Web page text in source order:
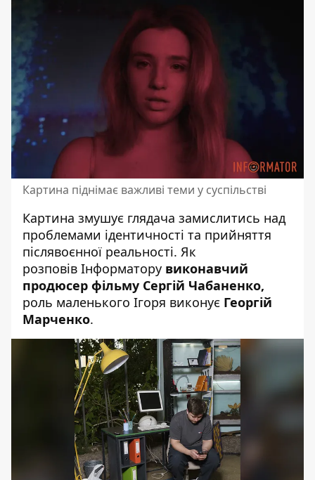
Картина піднімає важливі теми у суспільстві
Картина змушує глядача замислитись над
проблемами ідентичності та прийняття
післявоєнної реальності. Як
розповів Інформатору виконавчий
продюсер фільму Сергій Чабаненко,
роль маленького Ігоря виконує Георгій
Марченко.